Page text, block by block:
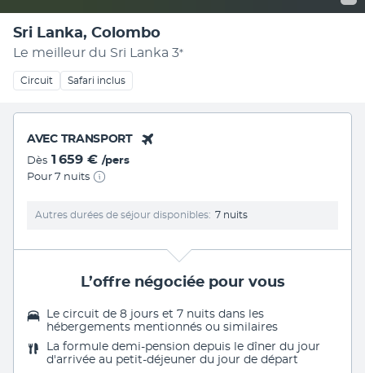
Sri Lanka, Colombo
Le meilleur du Sri Lanka 3*
Circuit Safari inclus
AVEC TRANSPORT
Dès 1 659 € /pers
Pour 7 nuits
Autres durées de séjour disponibles 7 nuits
L’offre négociée pour vous
Le circuit de 8 jours et 7 nuits dans les
hébergements mentionnés ou similaires
La formule demi-pension depuis le dîner du jour
d'arrivée au petit-déjeuner du jour de départ